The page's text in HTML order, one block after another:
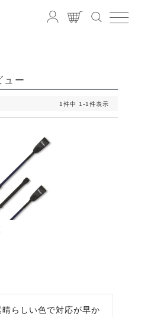
ュー
1件中 1-1件表示
らしい色で対応が早か